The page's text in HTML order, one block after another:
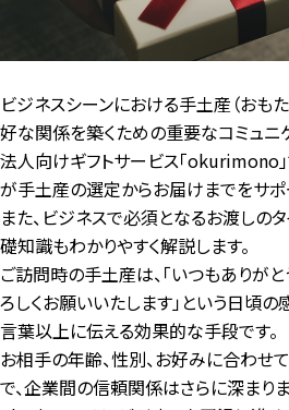
ビジネスシーンにおける手土産（おも
好な関係を築くための重要なコミュニ
法人向けギフトサービス「okurimono
が手土産の選定からお届けまでをサポ
また、ビジネスで必須となるお渡しの
礎知識もわかりやすく解説します。
ご訪問時の手土産は、「いつもありがと
ろしくお願いいたします」という日頃の
言葉以上に伝える効果的な手段です。
お相手の年齢、性別、お好みに合わせ
で、企業間の信頼関係はさらに深まりま